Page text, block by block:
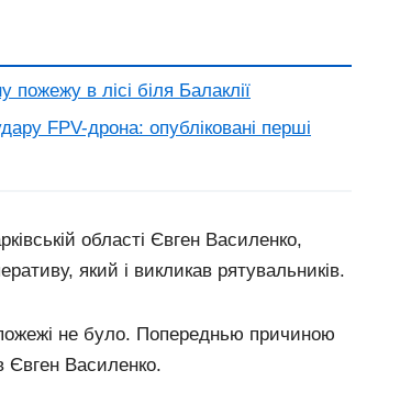
в лісі біля Балаклії
FPV-дрона: опубліковані перші
області Євген Василенко,
який і викликав рятувальників.
не було. Попереднью причиною
Євген Василенко.